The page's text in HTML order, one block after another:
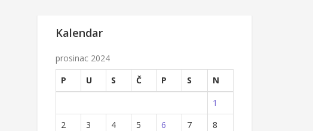
Kalendar
prosinac 2024
P
U S Č P S
N
1
2
3 4 5 6 7
8